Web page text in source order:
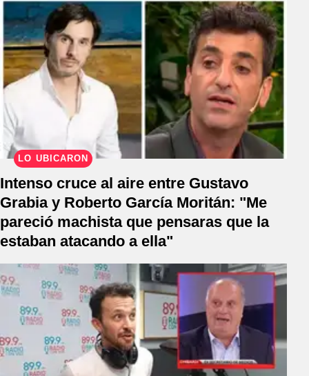
LO UBICARON
Intenso cruce al aire entre Gustavo
Grabia y Roberto García Moritán: "Me
pareció machista que pensaras que la
estaban atacando a ella"